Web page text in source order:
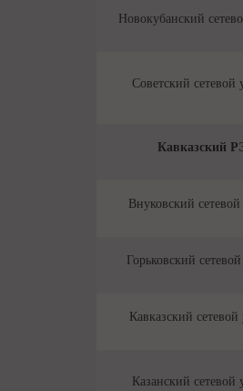
Новокубанский
Советский сетевой
Кавказский
Внуковский сетевой
Горьковский
Кавказский сетевой
Казанский сетевой